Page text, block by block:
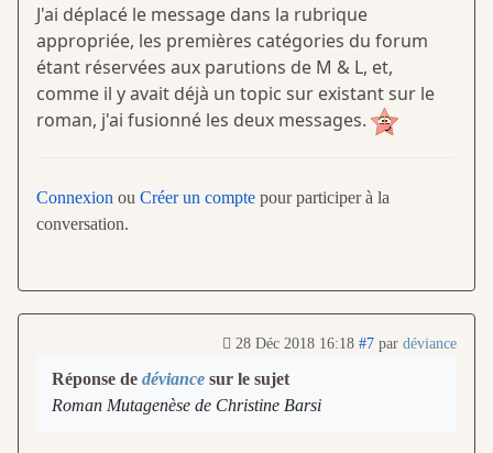
J'ai déplacé le message dans la rubrique
appropriée, les premières catégories du forum
étant réservées aux parutions de M & L, et,
comme il y avait déjà un topic sur existant sur le
roman, j'ai fusionné les deux messages.
Connexion ou Créer un compte pour participer à la
conversation.
28 Déc 2018 16:18 #7 par déviance
Réponse de déviance sur le sujet
Roman Mutagenèse de Christine Barsi